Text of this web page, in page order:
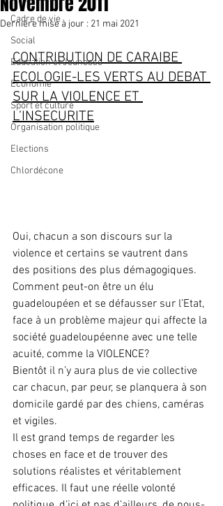
Cadre de vie
Social
Education et Jeunesse
Economie
Sport et culture
Organisation politique
Elections
Chlordécone
Dernière mise à jour : 21 mai 2021
CONTRIBUTION DE CARAIBE
ECOLOGIE-LES VERTS AU DEBAT
SUR LA VIOLENCE ET
L’INSECURITE
Oui, chacun a son discours sur la
violence et certains se vautrent dans
des positions des plus démagogiques.
Comment peut-on être un élu
guadeloupéen et se défausser sur l’Etat,
face à un problème majeur qui affecte la
société guadeloupéenne avec une telle
acuité, comme la VIOLENCE?
Bientôt il n’y aura plus de vie collective
car chacun, par peur, se planquera à son
domicile gardé par des chiens, caméras
et vigiles.
Il est grand temps de regarder les
choses en face et de trouver des
solutions réalistes et véritablement
efficaces. Il faut une réelle volonté